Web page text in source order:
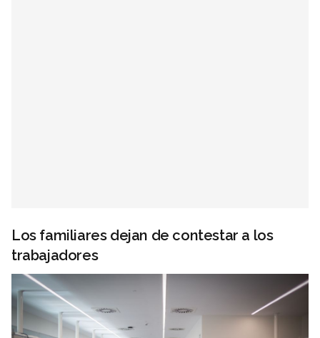
Los familiares dejan de contestar a los
trabajadores